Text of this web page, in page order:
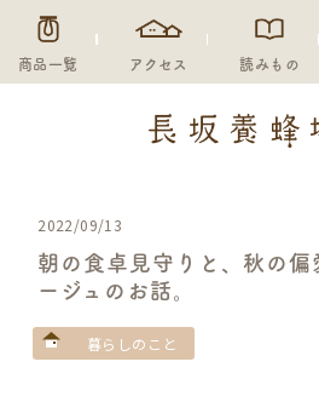
商品一覧 アクセス 読みもの
2022/09/13
朝の食卓見守りと、秋の偏
ージュのお話。
暮らしのこと